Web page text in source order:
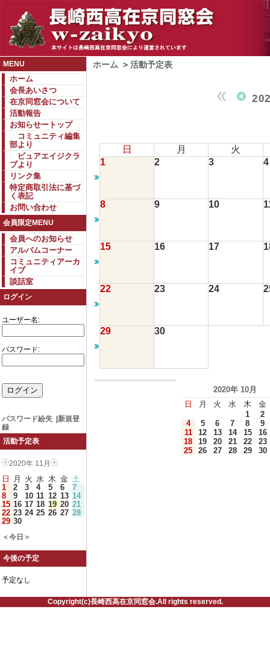
MENU
ホーム
会長あいさつ
在京同窓会について
活動報告
お知らせートップ
コミュニティ編集
部より
ピュアエイジクラ
ブより
リンク集
特定商取引法に基づ
く表記
お問い合わせ
会員限定MENU
会員へのお知らせ
アルバムコーナー
コミュニティアーカ
イブ
談話室
ログイン
ユーザー名:
パスワード:
パスワード紛失
新規登
録
活動予定表
2020年 11月
日 月 火 水 木 金 土
1
2 3 4 5 6
7
8
9 10 11 12 13 14
15 16 17 18 19 20 21
22 23 24 25 26 27 28
29 30
＜今日＞
今後の予定
予定なし
ホーム > 活動予定表
日 月
火
1
2 3 4
8 9 10
15 16 17
22 23 24
29 30
2020年 10月
日
月 火 水 木
金
1
2
4
5 6 7 8
9
11
12 13 14 15
16
18
19 20 21 22
23
25
26 27 28 29 30
Copyright(c)長崎西高在京同窓会.All rights reserved.